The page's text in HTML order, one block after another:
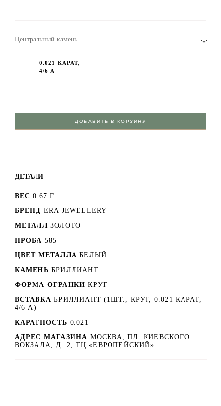
Центральный камень
0.021 КАРАТ,
4/6 А
ДОБАВИТЬ В КОРЗИНУ
ДЕТАЛИ
ВЕС 0.67 Г
БРЕНД ERA JEWELLERY
МЕТАЛЛ ЗОЛОТО
ПРОБА 585
ЦВЕТ МЕТАЛЛА БЕЛЫЙ
КАМЕНЬ БРИЛЛИАНТ
ФОРМА ОГРАНКИ КРУГ
ВСТАВКА БРИЛЛИАНТ (1ШТ., КРУГ, 0.021 КАРАТ,
4/6 А)
КАРАТНОСТЬ 0.021
АДРЕС МАГАЗИНА МОСКВА, ПЛ. КИЕВСКОГО
ВОКЗАЛА, Д. 2, ТЦ «ЕВРОПЕЙСКИЙ»